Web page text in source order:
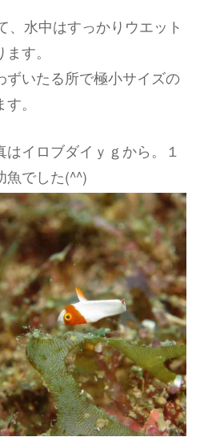
水中はすっかりウエット
す。
ずいたる所で極小サイズの
。
イロブダイｙｇから。１
魚でした(^^)